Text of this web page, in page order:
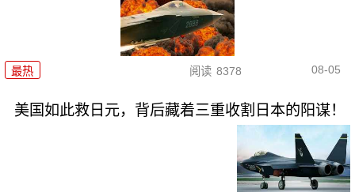
最热 阅读 8378 08-05
美国如此救日元，背后藏着三重收割日本的阳谋！